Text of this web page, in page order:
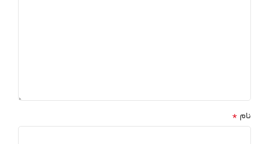
نام *